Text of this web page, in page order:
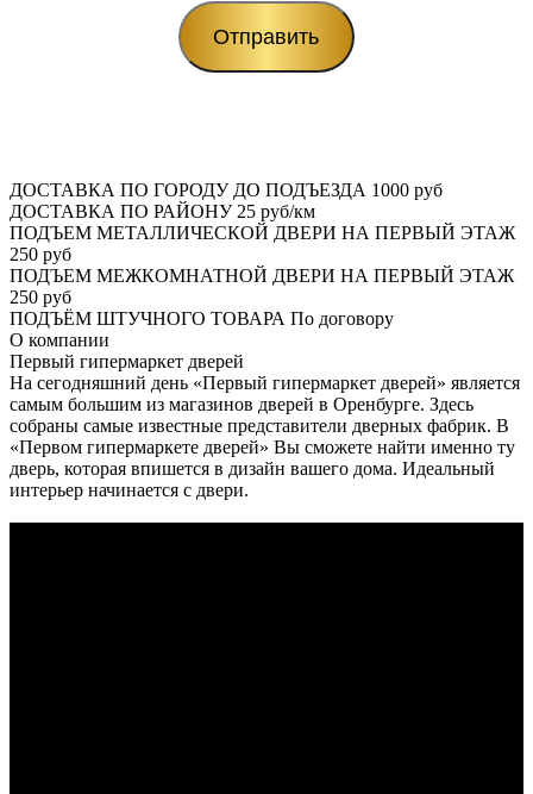
ДОСТАВКА ПО ГОРОДУ ДО ПОДЪЕЗДА 1000 руб
ДОСТАВКА ПО РАЙОНУ25 руб/км
ПОДЪЕМ МЕТАЛЛИЧЕСКОЙ ДВЕРИ НА ПЕРВЫЙ ЭТАЖ
250 руб
ПОДЪЕМ МЕЖКОМНАТНОЙ ДВЕРИ НА ПЕРВЫЙ ЭТАЖ
250 руб
ПОДЪЁМ ШТУЧНОГО ТОВАРА По договору
О компании
Первый гипермаркет дверей
На сегодняшний день «Первый гипермаркет дверей» является
самым большим из магазинов дверей в Оренбурге. Здесь
собраны самые известные представители дверных фабрик. В
«Первом гипермаркете дверей» Вы сможете найти именно ту
дверь, которая впишется в дизайн вашего дома. Идеальный
интерьер начинается с двери.